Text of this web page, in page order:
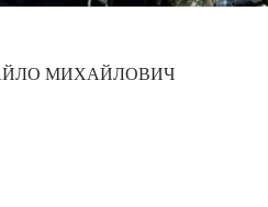
МИХАЙЛОВИЧ